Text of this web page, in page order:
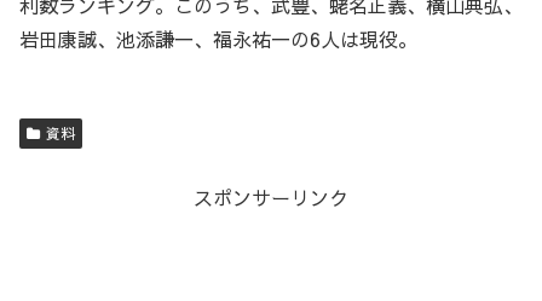
岩田康誠、池添謙一、福永祐一の6人は現役。
資料
スポンサーリンク